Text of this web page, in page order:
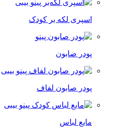
اسپری لکه‌ بر کودک
پودر صابون
پودر صابون لفاف
مایع لباس